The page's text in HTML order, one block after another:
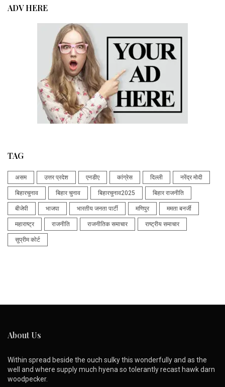
ADV HERE
TAG
असम उत्तर प्रदेश एनडीए कांग्रेस दिल्ली नरेंद्र मोदी
बिहारचुनाव बिहार चुनाव बिहारचुनाव2025 बिहार राजनीति
बीजेपी भाजपा भारतीय जनता पार्टी मणिपुर ममता बनर्जी
महाराष्ट्र राजनीति राजनीतिक समाचार राष्ट्रीय समाचार
सुप्रीम कोर्ट
About Us
Within spread beside the ouch sulky this wonderfully and as the
well and where supply much hyena so tolerantly recast hawk darn
woodpecker.